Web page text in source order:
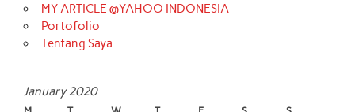
MY ARTICLE @YAHOO INDONESIA
Portofolio
Tentang Saya
January 2020